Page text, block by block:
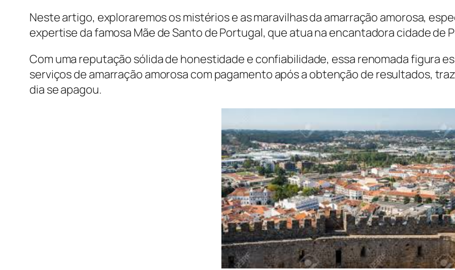
Neste artigo, exploraremos os mistérios e as maravilhas da amarração amorosa,
expertise da famosa Mãe de Santo de Portugal, que atua na encantadora cidade de
Com uma reputação sólida de honestidade e confiabilidade, essa renomada figura
serviços de amarração amorosa com pagamento após a obtenção de resultados,
dia se apagou.